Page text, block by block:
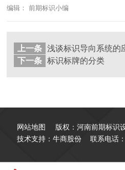
编辑： 前期标识小编
上一条
下一条
标识标牌的分类
网站地图
版权：河南前期标识
技术支持：牛商股份
联系电话：